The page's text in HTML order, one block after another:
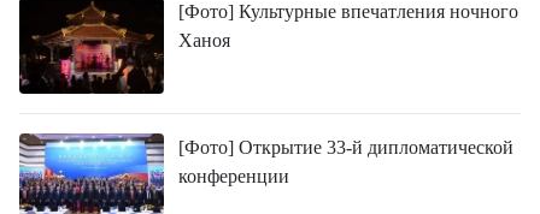
[Фото] Культурные впечатления ночного
Ханоя
[Фото] Открытие 33-й дипломатической
конференции